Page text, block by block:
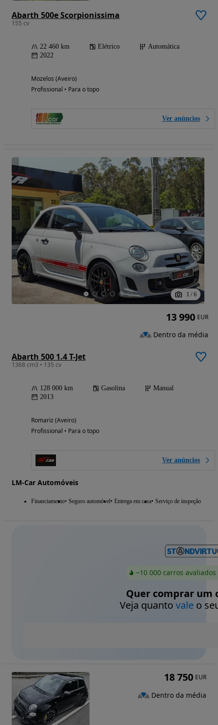
Abarth 500e Scorpionissima
155 cv
22 460 km Elétrico
Automática
2022
Mozelos (Aveiro)
Profissional • Para o topo
Ver anúncios
1 / 6
Abarth 500 1.4 T-Jet
1368 cm3 • 135 cv
128 000 km Gasolina
Manual
2013
Romariz (Aveiro)
Profissional • Para o topo
Ver anúncios
LM-Car Automóveis
Financiamento Seguro automóvel Entrega em casa Serviço de inspeção
13 990 EUR
Dentro da média
~10 000 carros
Quer comprar um
Veja quanto valeo
18 750 EUR
Dentro da média